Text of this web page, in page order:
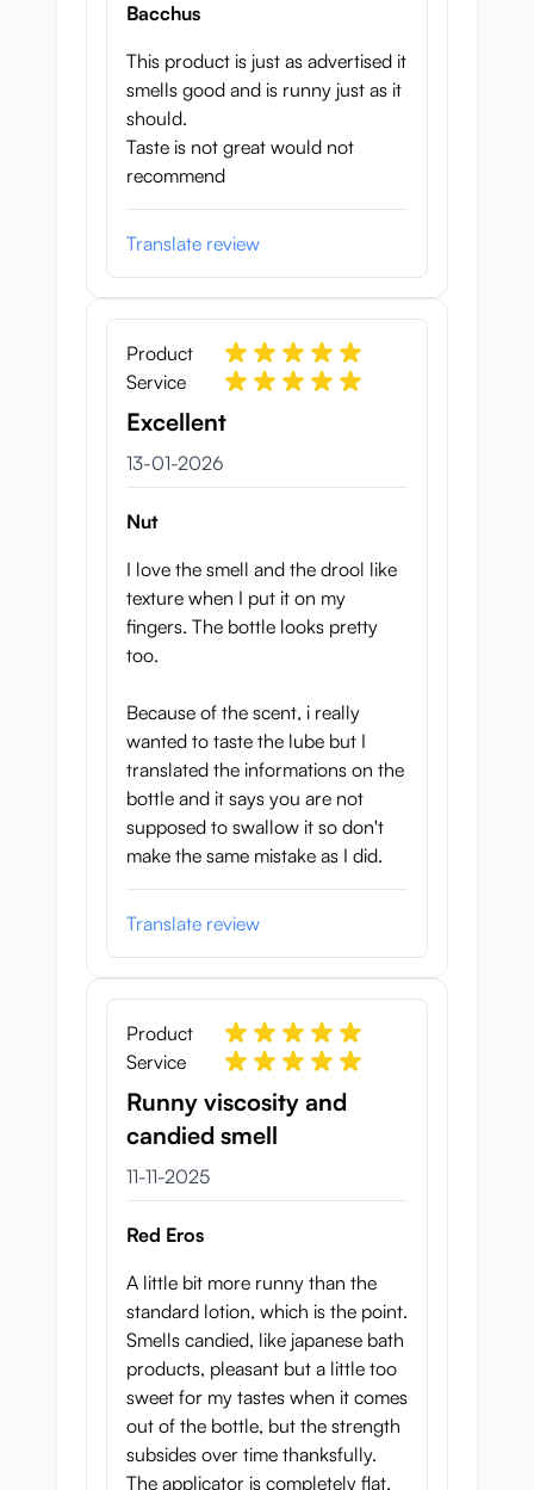
Bacchus
This product is just as advertised it
smells good and is runny just as it
should.
Taste is not great would not
recommend
Translate review
Product
Service
Excellent
13 januari 2026
13-01-2026
Nut
I love the smell and the drool like
texture when I put it on my
fingers. The bottle looks pretty
too.
Because of the scent, i really
wanted to taste the lube but I
translated the informations on the
bottle and it says you are not
supposed to swallow it so don't
make the same mistake as I did.
Translate review
Product
Service
Runny viscosity and
candied smell
11 november 2025
11-11-2025
Red Eros
A little bit more runny than the
standard lotion, which is the point.
Smells candied, like japanese bath
products, pleasant but a little too
sweet for my tastes when it comes
out of the bottle, but the strength
subsides over time thanksfully.
The applicator is completely flat,